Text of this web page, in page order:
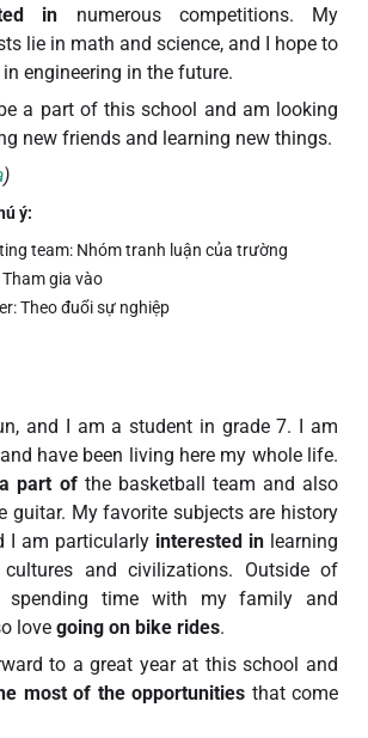
in numerous competitions. My
lie in math and science, and I hope to
in engineering in the future.
a part of this school and am looking
new friends and learning new things.
)
ý:
team: Nhóm tranh luận của trường
gia vào
Theo đuổi sự nghiệp
and I am a student in grade 7. I am
have been living here my whole life.
part ofthe basketball team and also
guitar. My favorite subjects are history
I am particularly interested in learning
and civilizations. Outside of
spending time with my family and
love going on bike rides.
to a great year at this school and
most of the opportunities that come